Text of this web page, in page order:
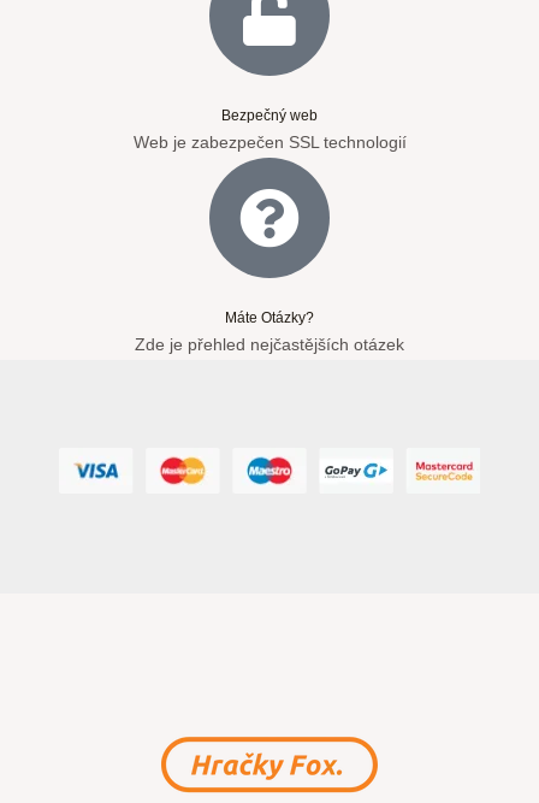
Bezpečný web
Web je zabezpečen SSL technologií
Máte Otázky?
Zde je přehled nejčastějších otázek